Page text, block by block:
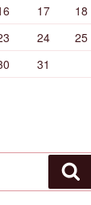
17
18
24
25
31